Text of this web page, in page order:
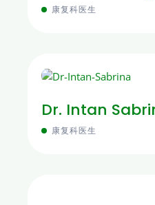
康复科医生
Dr. Intan
康复科医生